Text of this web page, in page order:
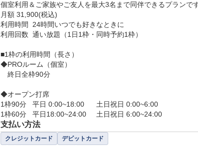
個室利用＆ご家族やご友人を最大3名まで同伴できるプラン
月額 31,900(税込)
利用時間	24時間いつでも好きなときに
利用回数	通い放題（1日1枠・同時予約1枠）
■1枠の利用時間（長さ）
◆PROルーム（個室）
終日全枠90分
◆オープン打席
1枠90分	平日 0:00~18:00	土日祝日 0:00~6:00
1枠60分	平日18:00~24:00	土日祝日 6:00~24:00
支払い方法
クレジットカード デビットカード